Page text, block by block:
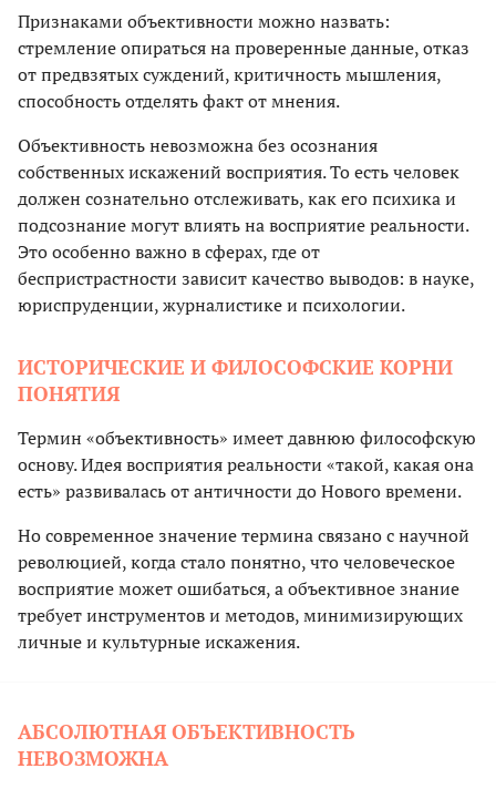
Признаками объективности можно назвать:
стремление опираться на проверенные данные, отказ
от предвзятых суждений, критичность мышления,
способность отделять факт от мнения.
Объективность невозможна без осознания
собственных искажений восприятия. То есть человек
должен сознательно отслеживать, как его психика и
подсознание могут влиять на восприятие реальности.
Это особенно важно в сферах, где от
беспристрастности зависит качество выводов: в науке,
юриспруденции, журналистике и психологии.
ИСТОРИЧЕСКИЕ И ФИЛОСОФСКИЕ КОРНИ
ПОНЯТИЯ
Термин «объективность» имеет давнюю философскую
основу. Идея восприятия реальности «такой, какая она
есть» развивалась от античности до Нового времени.
Но современное значение термина связано с научной
революцией, когда стало понятно, что человеческое
восприятие может ошибаться, а объективное знание
требует инструментов и методов, минимизирующих
личные и культурные искажения.
АБСОЛЮТНАЯ ОБЪЕКТИВНОСТЬ
НЕВОЗМОЖНА